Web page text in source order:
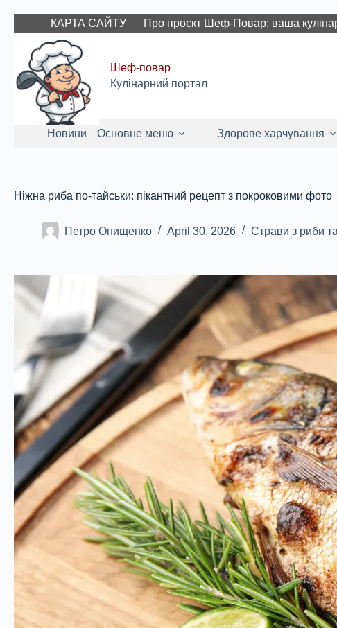
to
content
КАРТА САЙТУ Про проєкт Шеф-Повар: ваша
Шеф-повар
Кулінарний портал
Новини Основне меню Здорове харчування
Ніжна риба по-тайськи: пікантний рецепт з покроковими фото
Петро Онищенко April 30, 2026 Страви з риби